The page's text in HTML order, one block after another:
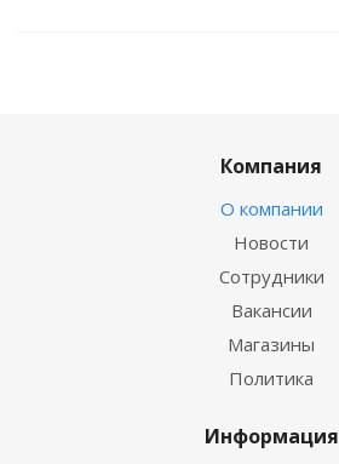
Компания
О компании
Новости
Сотрудники
Вакансии
Магазины
Политика
Информация